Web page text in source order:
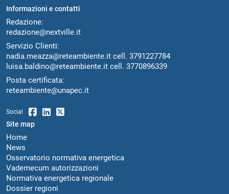
Informazioni e contatti
Redazione:
redazione@nextville.it
Servizio Clienti:
nadia.meazza@reteambiente.it cell. 3791227784
luisa.baldino@reteambiente.it cell. 3770896339
Posta certificata:
reteambiente@unapec.it
Social
Site map
Home
News
Osservatorio normativa energetica
Vademecum autorizzazioni
Normativa energetica regionale
Dossier regioni